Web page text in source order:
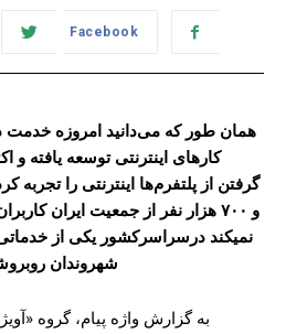
Facebook
همان طور که می‌دانید امروزه
کارهای اینترنتی توسعه یافته و
و ۷۰۰ هزار نفر از جمعیت ایران
نمیکند درسراسرکشور یکی از
شهروندان
به گزارش واژه پیام، گروه